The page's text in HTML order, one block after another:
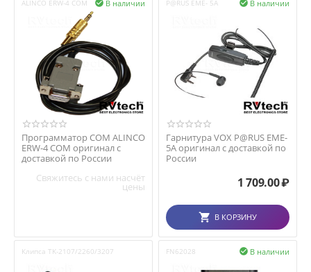
ALINCO ERW-4 COM В наличии

Программатор COM ALINCO
ERW-4 COM оригинал с
доставкой по России
Свяжитесь с нами насчёт
цены
P@RUS EME- 5A В наличии

Гарнитура VOX P@RUS EME-
5A оригинал с доставкой по
России
1 709.00₽
В КОРЗИНУ
Клипса TK-2107/2260/3207 FN62028 В наличии
